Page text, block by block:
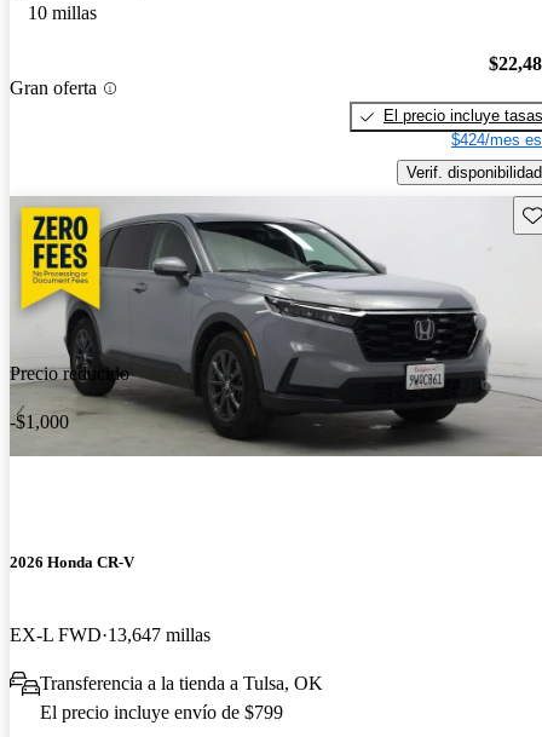
10 millas
Gran oferta
El precio incluye tasas
$424/mes
Verif. disponibilidad
Precio reducido
-$1,000
2026 Honda CR-V
EX-L FWD 13,647 millas
Transferencia a la tienda a Tulsa, OK
El precio incluye envío de $799